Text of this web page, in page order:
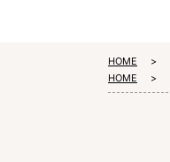
HOME
HOME